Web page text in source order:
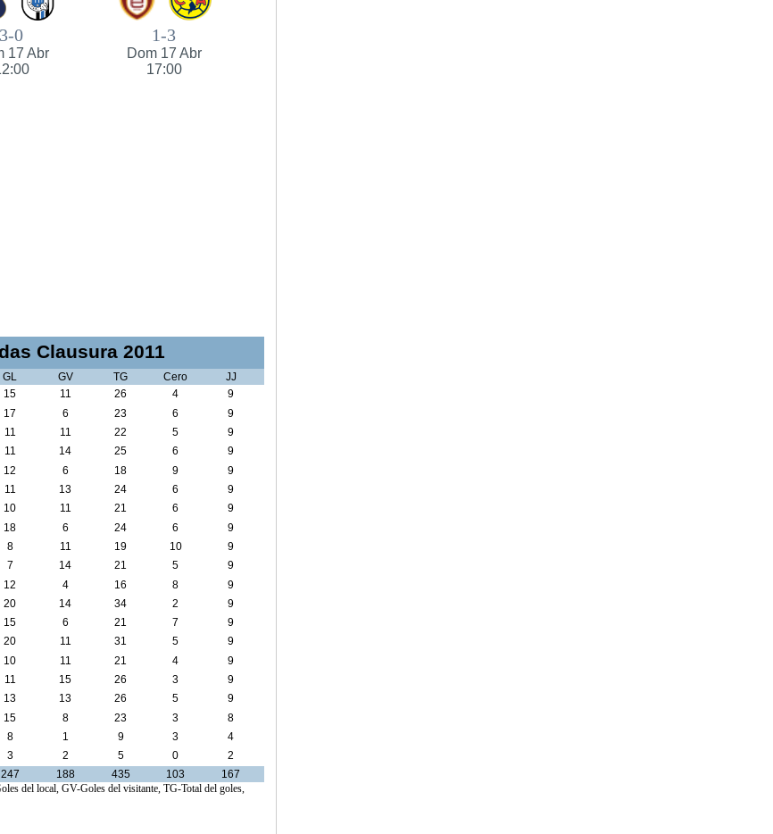
3-0
17 Abr
1-3
Dom 17 Abr
17:00
Clausura 2011
GL GV TG Cero
JJ
15 11 26 4
9
17 6 23 6
9
11 11 22 5
9
11 14 25 6
9
12 6 18 9
9
11 13 24 6
9
10 11 21 6
9
18 6 24 6
9
8 11 19 10
9
7 14 21 5
9
12 4 16 8
9
20 14 34 2
9
15 6 21 7
9
20 11 31 5
9
10 11 21 4
9
11 15 26 3
9
13 13 26 5
9
15 8 23 3
8
8 1 9 3
4
3 2 5 0
2
247 188 435 103
167
del local, GV-Goles del visitante, TG-Total del goles,